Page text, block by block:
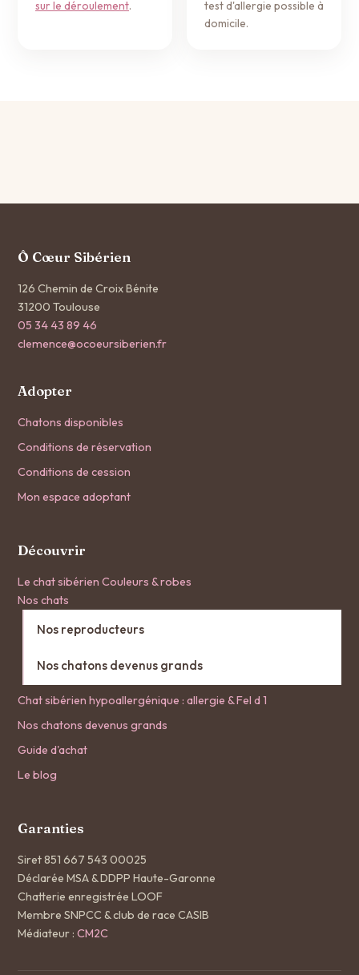
sur le déroulement.
test d'allergie possible à
domicile.
Ô Cœur Sibérien
126 Chemin de Croix Bénite
31200 Toulouse
05 34 43 89 46
clemence@ocoeursiberien.fr
Adopter
Chatons disponibles
Conditions de réservation
Conditions de cession
Mon espace adoptant
Découvrir
Le chat sibérien Couleurs & robes
Nos chats
Nos reproducteurs
Nos chatons devenus grands
Chat sibérien hypoallergénique : allergie & Fel d 1
Nos chatons devenus grands
Guide d'achat
Le blog
Garanties
Siret 851 667 543 00025
Déclarée MSA & DDPP Haute-Garonne
Chatterie enregistrée LOOF
Membre SNPCC & club de race CASIB
Médiateur : CM2C